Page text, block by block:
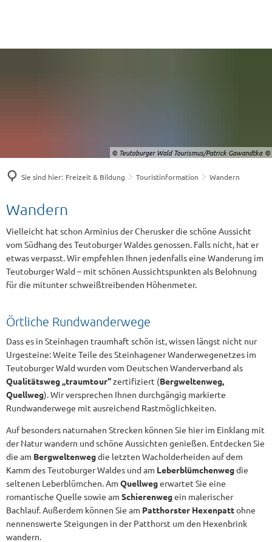
© Teutoburger Wald Tourismus/Patrick Gawandtka
Sie sind hier: Freizeit & Bildung Touristinformation Wandern
Wandern
Wandern
Vielleicht hat schon Arminius der Cherusker die schöne Aussicht
vom Südhang des Teutoburger Waldes genossen. Falls nicht, hat er
etwas verpasst. Wir empfehlen Ihnen jedenfalls eine Wanderung im
Teutoburger Wald – mit schönen Aussichtspunkten als Belohnung
für die mitunter schweißtreibenden Höhenmeter.
Örtliche Rundwanderwege
Dass es in Steinhagen traumhaft schön ist, wissen längst nicht nur
Urgesteine: Weite Teile des Steinhagener Wanderwegenetzes im
Teutoburger Wald wurden vom Deutschen Wanderverband als
Qualitätsweg „traumtour“zertifiziert (Bergweltenweg,
Quellweg). Wir versprechen Ihnen durchgängig markierte
Rundwanderwege mit ausreichend Rastmöglichkeiten.
Auf besonders naturnahen Strecken können Sie hier im Einklang mit
der Natur wandern und schöne Aussichten genießen. Entdecken Sie
die am Bergweltenwegdie letzten Wacholderheiden auf dem
Kamm des Teutoburger Waldes und am Leberblümchenwegdie
seltenen Leberblümchen. Am Quellwegerwartet Sie eine
romantische Quelle sowie am Schierenwegein malerischer
Bachlauf. Außerdem können Sie am Patthorster Hexenpattohne
nennenswerte Steigungen in der Patthorst um den Hexenbrink
wandern.